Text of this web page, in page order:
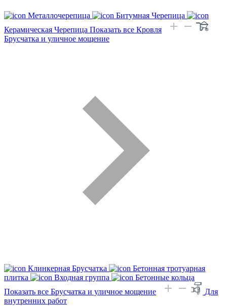
Металлочерепица
Битумная Черепица
Керамическая Черепица Показать все Кровля
Брусчатка и уличное мощение
Клинкерная Брусчатка
Бетонная тротуарная
плитка
Входная группа
Бетонные кольца
Показать все Брусчатка и уличное мощение
Для
внутренних работ